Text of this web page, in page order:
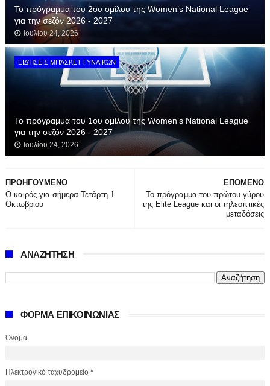
Το πρόγραμμα του 2ου ομίλου της Women’s National League
για την σεζόν 2026 - 2027
Ιουλίου 24, 2026
ΕΙΔΉΣΕΙΣ ΜΠΆΣΚΕΤ ΓΥΝΑΙΚΏΝ
Το πρόγραμμα του 1ου ομίλου της Women’s National League
για την σεζόν 2026 - 2027
Ιουλίου 24, 2026
ΕΠΟΜΕΝΟ
Το πρόγραμμα του πρώτου γύρου
της Elite League και οι τηλεοπτικές
μεταδόσεις
ΠΡΟΗΓΟΥΜΕΝΟ
Ο καιρός για σήμερα Τετάρτη 1
Οκτωβρίου
ΑΝΑΖΗΤΗΣΗ
ΦΟΡΜΑ ΕΠΙΚΟΙΝΩΝΙΑΣ
Όνομα
Ηλεκτρονικό ταχυδρομείο *